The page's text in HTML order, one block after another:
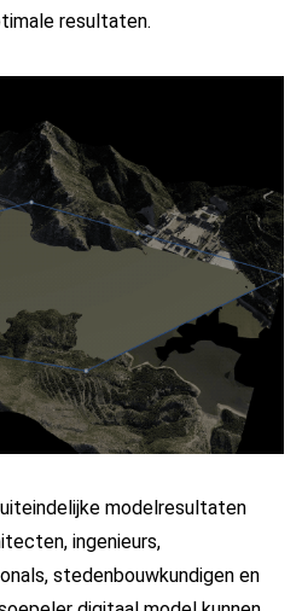
resultaten.
modelresultaten
ingenieurs,
stedenbouwkundigen en